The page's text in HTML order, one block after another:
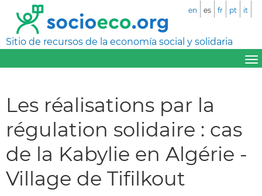
Sitio de recursos de la economía social y solidaria
en es fr pt it
Les réalisations par la
régulation solidaire : cas
de la Kabylie en Algérie -
Village de Tifilkout